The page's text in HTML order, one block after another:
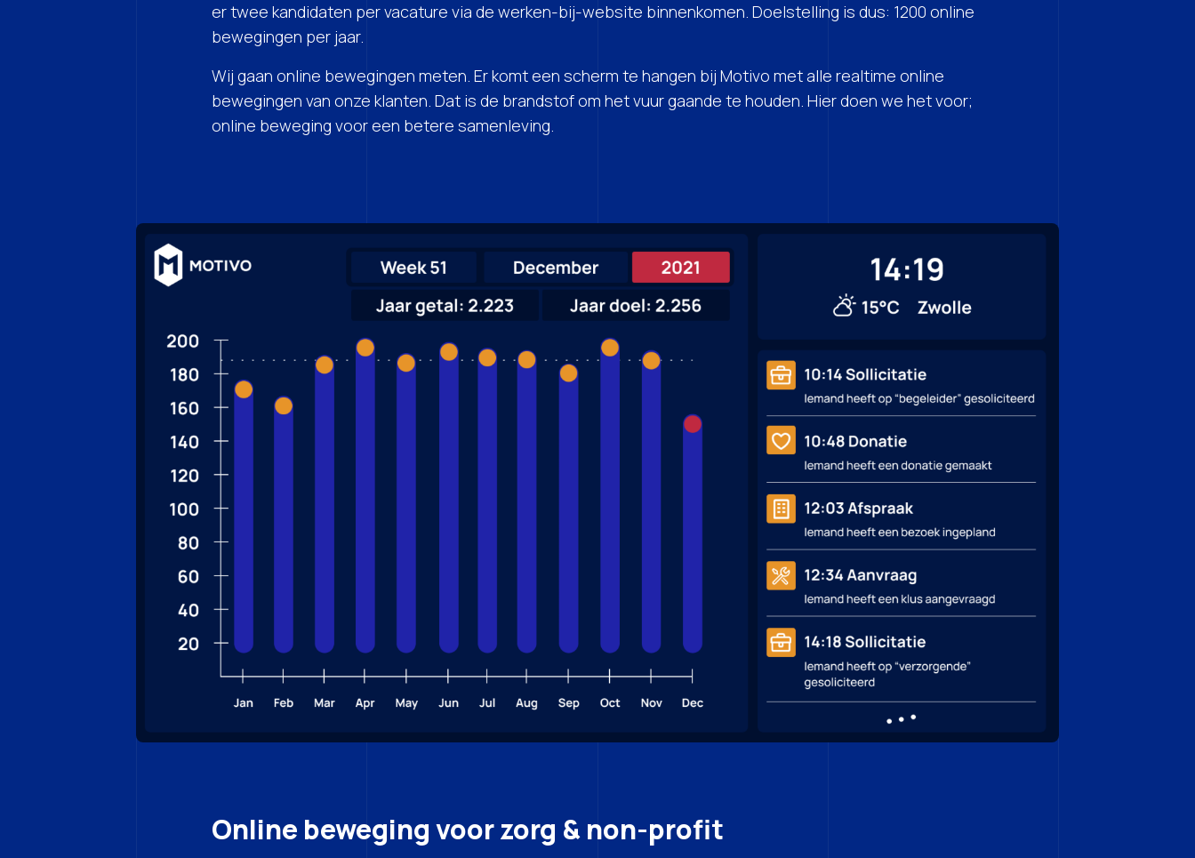
er twee kandidaten per vacature via de werken-bij-website binnenkomen. Doelstelling is dus: 1200 online
bewegingen per jaar.
Wij gaan online bewegingen meten. Er komt een scherm te hangen bij Motivo met alle realtime online
bewegingen van onze klanten. Dat is de brandstof om het vuur gaande te houden. Hier doen we het voor;
online beweging voor een betere samenleving.
Online beweging voor zorg & non-profit